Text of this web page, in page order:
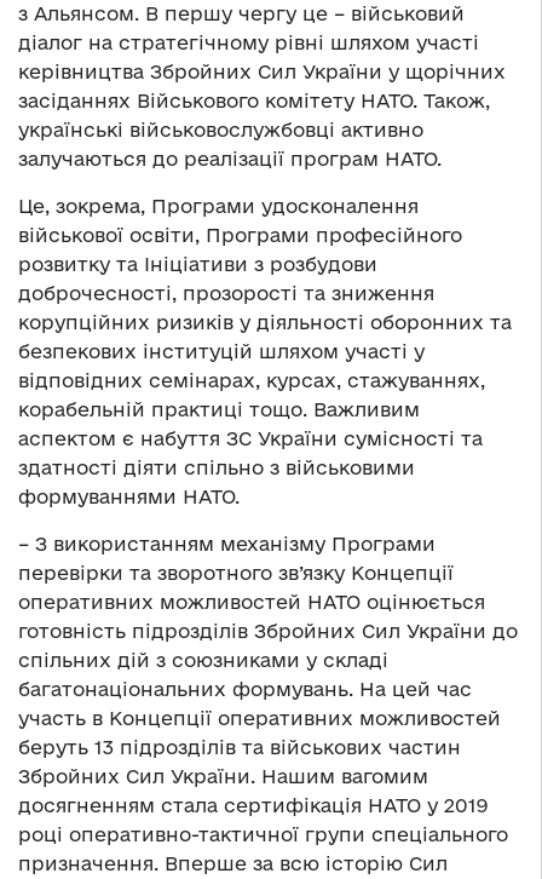
з Альянсом. В першу чергу це – військовий
діалог на стратегічному рівні шляхом участі
керівництва Збройних Сил України у щорічних
засіданнях Військового комітету НАТО. Також,
українські військовослужбовці активно
залучаються до реалізації програм НАТО.
Це, зокрема, Програми удосконалення
військової освіти, Програми професійного
розвитку та Ініціативи з розбудови
доброчесності, прозорості та зниження
корупційних ризиків у діяльності оборонних та
безпекових інституцій шляхом участі у
відповідних семінарах, курсах, стажуваннях,
корабельній практиці тощо. Важливим
аспектом є набуття ЗС України сумісності та
здатності діяти спільно з військовими
формуваннями НАТО.
– З використанням механізму Програми
перевірки та зворотного зв’язку Концепції
оперативних можливостей НАТО оцінюється
готовність підрозділів Збройних Сил України до
спільних дій з союзниками у складі
багатонаціональних формувань. На цей час
участь в Концепції оперативних можливостей
беруть 13 підрозділів та військових частин
Збройних Сил України. Нашим вагомим
досягненням стала сертифікація НАТО у 2019
році оперативно-тактичної групи спеціального
призначення. Вперше за всю історію Сил